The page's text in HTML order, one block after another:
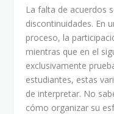
La falta de acuerdos
discontinuidades. En
proceso, la
mientras que en el
exclusivamente
estudiantes, estas
de interpretar. No
cómo organizar su